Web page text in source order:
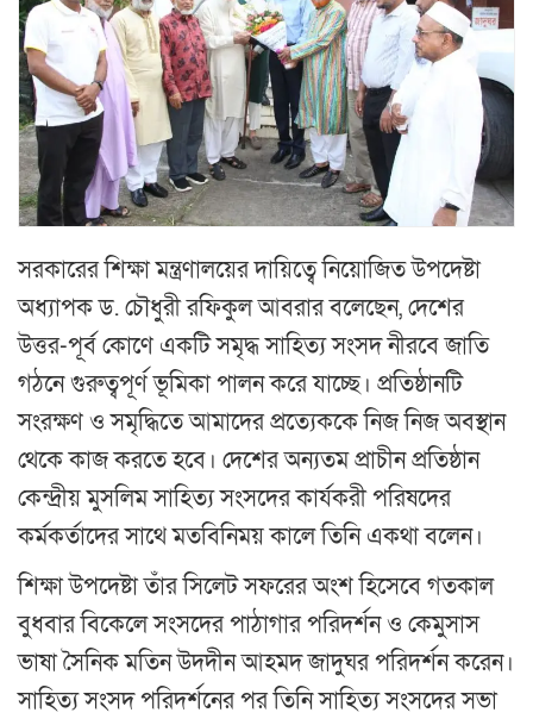
সরকারের শিক্ষা মন্ত্রণালয়ের দায়িত্বে নিয়োজিত উপদেষ্টা
অধ্যাপক ড. চৌধুরী রফিকুল আবরার বলেছেন, দেশের
উত্তর-পূর্ব কোণে একটি সমৃদ্ধ সাহিত্য সংসদ নীরবে জাতি
গঠনে গুরুত্বপূর্ণ ভূমিকা পালন করে যাচ্ছে। প্রতিষ্ঠানটি
সংরক্ষণ ও সমৃদ্ধিতে আমাদের প্রত্যেককে নিজ নিজ অবস্থান
থেকে কাজ করতে হবে। দেশের অন্যতম প্রাচীন প্রতিষ্ঠান
কেন্দ্রীয় মুসলিম সাহিত্য সংসদের কার্যকরী পরিষদের
কর্মকর্তাদের সাথে মতবিনিময় কালে তিনি একথা বলেন।
শিক্ষা উপদেষ্টা তাঁর সিলেট সফরের অংশ হিসেবে গতকাল
বুধবার বিকেলে সংসদের পাঠাগার পরিদর্শন ও কেমুসাস
ভাষা সৈনিক মতিন উদদীন আহমদ জাদুঘর পরিদর্শন করেন।
সাহিত্য সংসদ পরিদর্শনের পর তিনি সাহিত্য সংসদের সভা